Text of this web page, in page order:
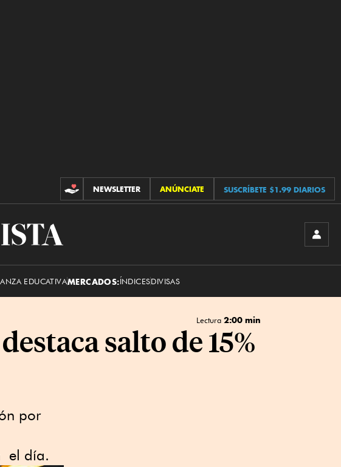
CONTRIBUCIONES
NEWSLETTER ANÚNCIATE SUSCRÍBETE $1.99 DIARIOS
EDUCATIVAMERCADOS:ÍNDICESDIVISAS
Lectura 2:00 min
salto de 15%
por
el día.